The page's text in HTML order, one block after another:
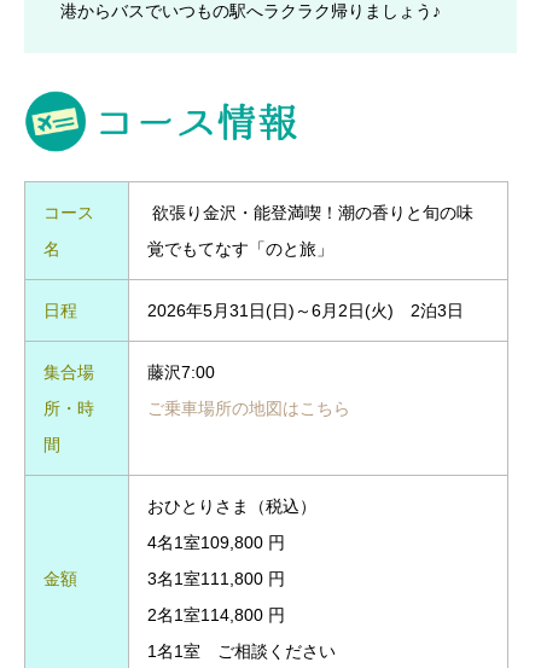
港からバスでいつもの駅へラクラク帰りましょう♪
コース
名
欲張り金沢・能登満喫！潮の香りと旬の味
覚でもてなす「のと旅」
日程 2026年5月31日(日)～6月2日(火) 2泊3日
集合場
所・時
間
藤沢7:00
ご乗車場所の地図はこちら
金額
おひとりさま（税込）
4名1室109,800 円
3名1室111,800 円
2名1室114,800 円
1名1室 ご相談ください